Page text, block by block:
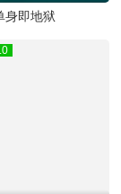
身即地狱